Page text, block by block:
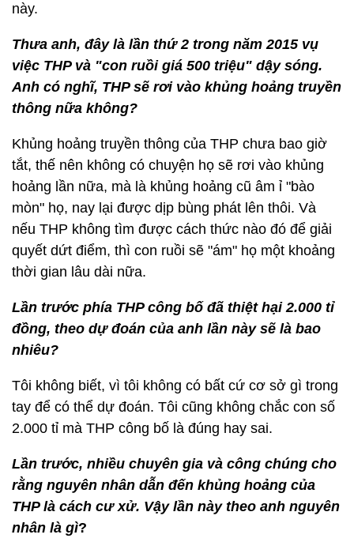
này.
Thưa anh, đây là lần thứ 2 trong năm 2015 vụ
việc THP và "con ruồi giá 500 triệu" dậy sóng.
Anh có nghĩ, THP sẽ rơi vào khủng hoảng truyền
thông nữa không?
Khủng hoảng truyền thông của THP chưa bao giờ
tắt, thế nên không có chuyện họ sẽ rơi vào khủng
hoảng lần nữa, mà là khủng hoảng cũ âm ỉ "bào
mòn" họ, nay lại được dịp bùng phát lên thôi. Và
nếu THP không tìm được cách thức nào đó để giải
quyết dứt điểm, thì con ruồi sẽ "ám" họ một khoảng
thời gian lâu dài nữa.
Lần trước phía THP công bố đã thiệt hại 2.000 tỉ
đồng, theo dự đoán của anh lần này sẽ là bao
nhiêu?
Tôi không biết, vì tôi không có bất cứ cơ sở gì trong
tay để có thể dự đoán. Tôi cũng không chắc con số
2.000 tỉ mà THP công bố là đúng hay sai.
Lần trước, nhiều chuyên gia và công chúng cho
rằng nguyên nhân dẫn đến khủng hoảng của
THP là cách cư xử. Vậy lần này theo anh nguyên
nhân là gì?